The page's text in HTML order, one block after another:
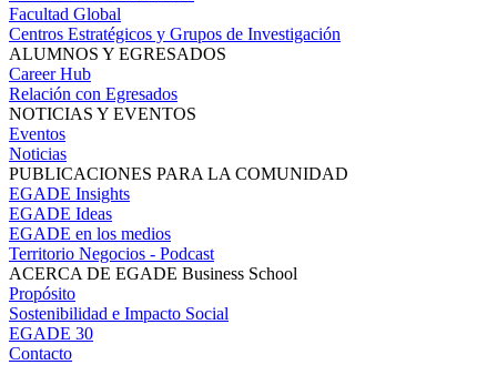
Facultad Global
Centros Estratégicos y Grupos de Investigación
ALUMNOS Y EGRESADOS
Career Hub
Relación con Egresados
NOTICIAS Y EVENTOS
Eventos
Noticias
PUBLICACIONES PARA LA COMUNIDAD
EGADE Insights
EGADE Ideas
EGADE en los medios
Territorio Negocios - Podcast
ACERCA DE EGADE Business School
Propósito
Sostenibilidad e Impacto Social
EGADE 30
Contacto